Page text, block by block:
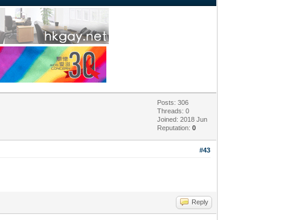
Posts: 306
Threads: 0
Joined: 2018 Jun
Reputation:0
#43
Reply